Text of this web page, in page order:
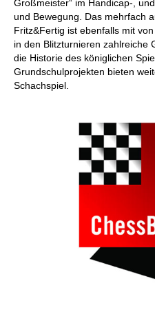
Großmeister“ im Handicap-,
und Bewegung. Das mehrfach
Fritz&Fertig ist ebenfalls mit
in den Blitzturnieren zahlreiche
die Historie des königlichen
Grundschulprojekten bieten
Schachspiel.